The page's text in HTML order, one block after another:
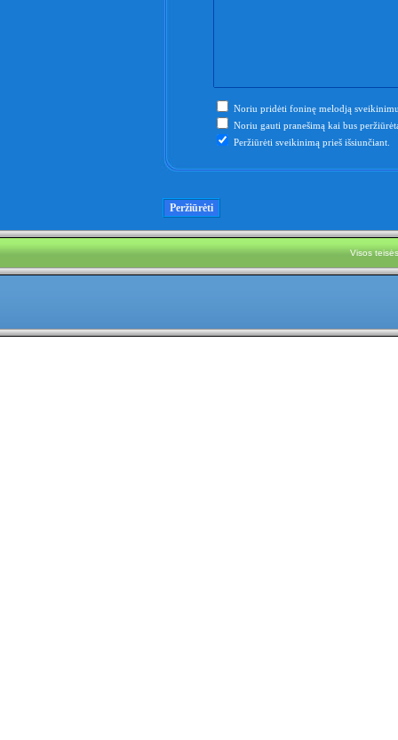
Noriu pridėti foninę melodją
Noriu gauti pranešimą kai bus
Peržiūrėti sveikinimą prieš išsiunčiant.
Visos